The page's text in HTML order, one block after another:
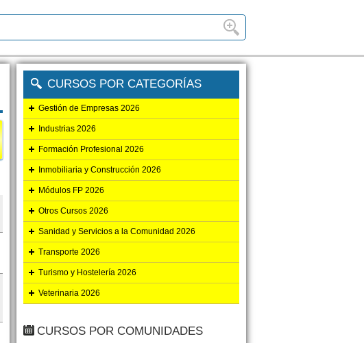
CURSOS POR CATEGORÍAS
Gestión de Empresas 2026
Industrias 2026
Formación Profesional 2026
Inmobiliaria y Construcción 2026
Módulos FP 2026
Otros Cursos 2026
Sanidad y Servicios a la Comunidad 2026
Transporte 2026
Turismo y Hostelería 2026
Veterinaria 2026
CURSOS POR COMUNIDADES